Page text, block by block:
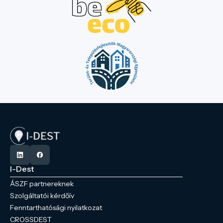
I-Dest
ÁSZF partnereknek
Szolgáltatói kérdőív
Fenntarthatósági nyilatkozat
CROSSDEST